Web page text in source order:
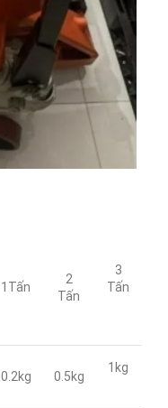
1Tấn
2
Tấn
3
Tấn
0.2kg 0.5kg
1kg